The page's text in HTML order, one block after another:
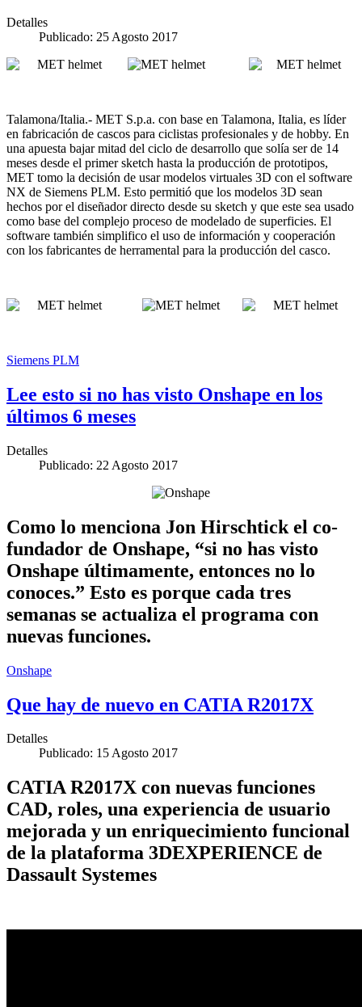
Detalles
Publicado: 25 Agosto 2017
Talamona/Italia.- MET S.p.a. con base en Talamona, Italia, es líder
en fabricación de cascos para ciclistas profesionales y de hobby. En
una apuesta bajar mitad del ciclo de desarrollo que solía ser de 14
meses desde el primer sketch hasta la producción de prototipos,
MET tomo la decisión de usar modelos virtuales 3D con el software
NX de Siemens PLM. Esto permitió que los modelos 3D sean
hechos por el diseñador directo desde su sketch y que este sea usado
como base del complejo proceso de modelado de superficies. El
software también simplifico el uso de información y cooperación
con los fabricantes de herramental para la producción del casco.
Siemens PLM
Lee esto si no has visto Onshape en los
últimos 6 meses
Detalles
Publicado: 22 Agosto 2017
Como lo menciona Jon Hirschtick el co-
fundador de Onshape, “si no has visto
Onshape últimamente, entonces no lo
conoces.” Esto es porque cada tres
semanas se actualiza el programa con
nuevas funciones.
Onshape
Que hay de nuevo en CATIA R2017X
Detalles
Publicado: 15 Agosto 2017
CATIA R2017X con nuevas funciones
CAD, roles, una experiencia de usuario
mejorada y un enriquecimiento funcional
de la plataforma 3DEXPERIENCE de
Dassault Systemes